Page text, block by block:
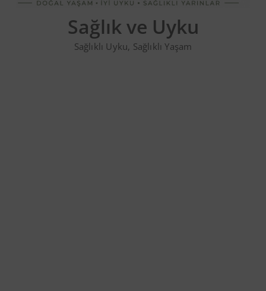
Sağlık ve Uyku
Sağlıklı Uyku, Sağlıklı Yaşam